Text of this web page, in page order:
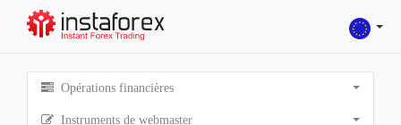
Opérations financières
Instruments de webmaster